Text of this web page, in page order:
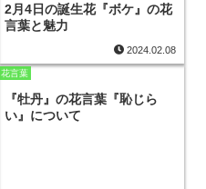
2月4日の誕生花『ボケ』の花
言葉と魅力
2024.02.08
花言葉
『牡丹』の花言葉『恥じら
い』について